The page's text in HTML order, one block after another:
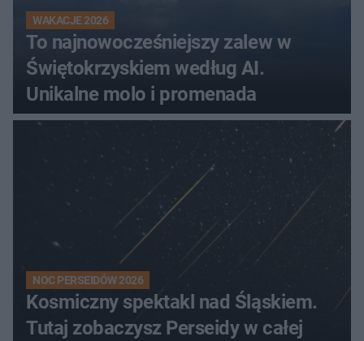
WAKACJE 2026
To najnowocześniejszy zalew w
Świętokrzyskiem według AI.
Unikalne molo i promenada
NOC PERSEIDÓW 2026
Kosmiczny spektakl nad Śląskiem.
Tutaj zobaczysz Perseidy w całej